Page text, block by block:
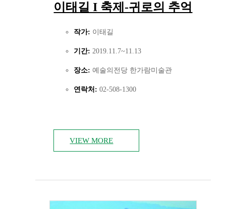
이태길 I 축제-귀로의 추억
작가: 이태길
기간: 2019.11.7~11.13
장소: 예술의전당 한가람미술관
연락처: 02-508-1300
VIEW MORE